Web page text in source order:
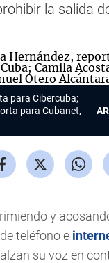
la salida
para Cibercuba;
para Cubanet,
y
teléfono e
su voz en